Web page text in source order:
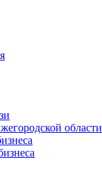
области